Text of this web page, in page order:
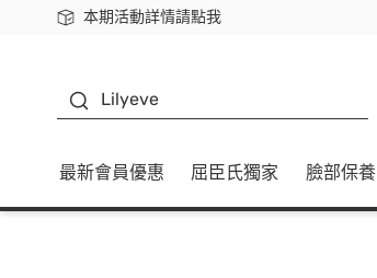
本期活動詳情請點我
下載app最高回饋$350
Lilyeve
最新會員優惠 屈臣氏獨家 臉部保養